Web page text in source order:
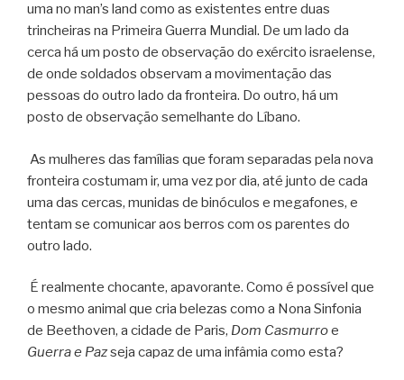
uma no man’s land como as existentes entre duas
trincheiras na Primeira Guerra Mundial. De um lado da
cerca há um posto de observação do exército israelense,
de onde soldados observam a movimentação das
pessoas do outro lado da fronteira. Do outro, há um
posto de observação semelhante do Líbano.
As mulheres das famílias que foram separadas pela nova
fronteira costumam ir, uma vez por dia, até junto de cada
uma das cercas, munidas de binóculos e megafones, e
tentam se comunicar aos berros com os parentes do
outro lado.
É realmente chocante, apavorante. Como é possível que
o mesmo animal que cria belezas como a Nona Sinfonia
de Beethoven, a cidade de Paris, Dom Casmurroe
Guerra e Pazseja capaz de uma infâmia como esta?